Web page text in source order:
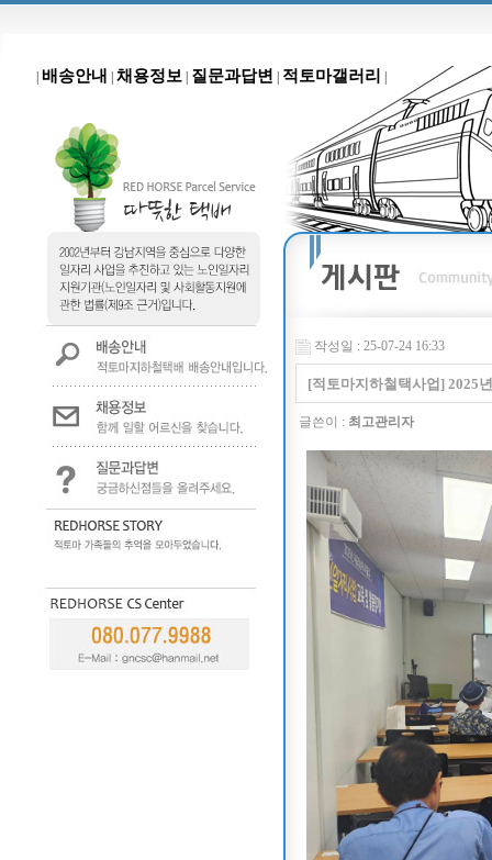
배송안내 채용정보 질문과답변 적토마갤러리
작성일 : 25-07-24 16:33
[적토마지하철택사업] 2025
글쓴이 : 최고관리자